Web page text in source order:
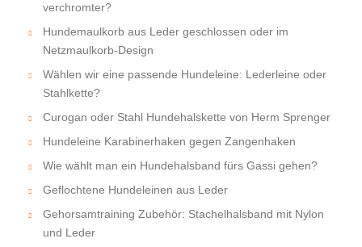
verchromter?
Hundemaulkorb aus Leder geschlossen oder im
Netzmaulkorb-Design
Wählen wir eine passende Hundeleine: Lederleine oder
Stahlkette?
Curogan oder Stahl Hundehalskette von Herm Sprenger
Hundeleine Karabinerhaken gegen Zangenhaken
Wie wählt man ein Hundehalsband fürs Gassi gehen?
Geflochtene Hundeleinen aus Leder
Gehorsamtraining Zubehör: Stachelhalsband mit Nylon
und Leder